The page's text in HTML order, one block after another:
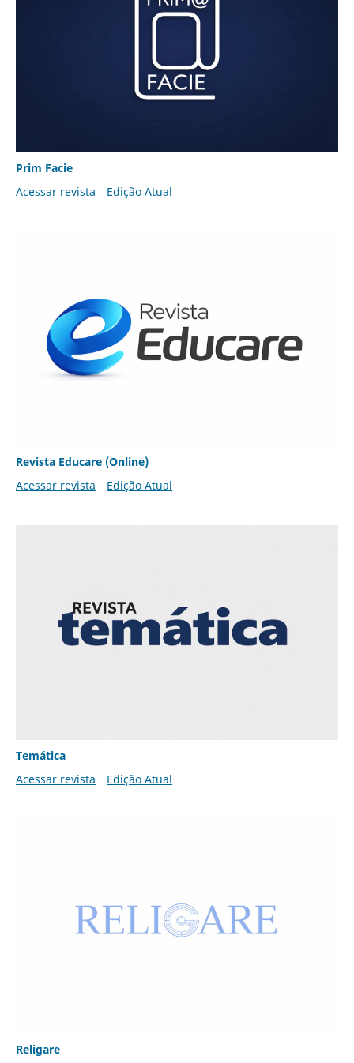
Prim Facie
Acessar revista
Edição Atual
Revista Educare (Online)
Acessar revista
Edição Atual
Temática
Acessar revista
Edição Atual
Religare